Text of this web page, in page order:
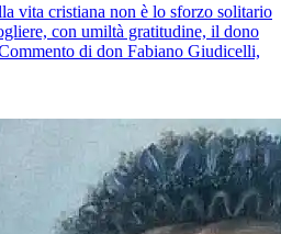
vita cristiana non è lo sforzo solitario
con umiltà gratitudine, il dono
di don Fabiano Giudicelli,